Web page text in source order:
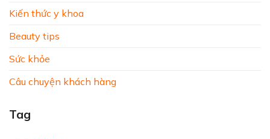
Kiến thức y khoa
Beauty tips
Sức khỏe
Câu chuyện khách hàng
Tag